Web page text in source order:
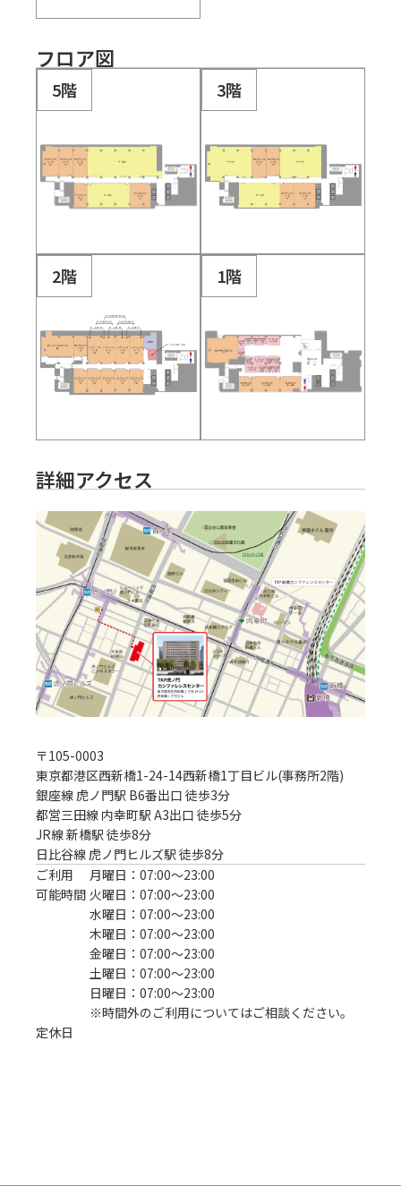
フロア図
5階 3階
2階 1階
詳細アクセス
〒105-0003
東京都港区西新橋1-24-14西新橋1丁目ビル(事務所2階)
銀座線 虎ノ門駅 B6番出口 徒歩3分
都営三田線 内幸町駅 A3出口 徒歩5分
JR線 新橋駅 徒歩8分
日比谷線 虎ノ門ヒルズ駅 徒歩8分
ご利用
可能時間
月曜日：07:00〜23:00
火曜日：07:00〜23:00
水曜日：07:00〜23:00
木曜日：07:00〜23:00
金曜日：07:00〜23:00
土曜日：07:00〜23:00
日曜日：07:00〜23:00
※時間外のご利用についてはご相談ください。
定休日